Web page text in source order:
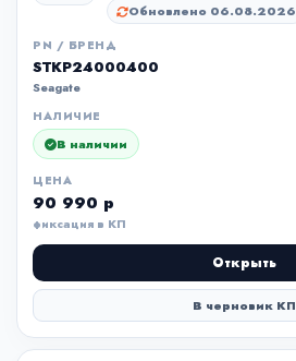
Обновлено 06.08.2026
PN / БРЕНД
STKP24000400
Seagate
НАЛИЧИЕ
В наличии
ЦЕНА
90 990 р
фиксация в КП
Открыть
В черновик КП